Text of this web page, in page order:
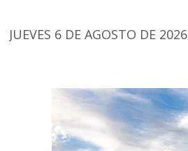
JUEVES 6 DE AGOSTO DE 2026